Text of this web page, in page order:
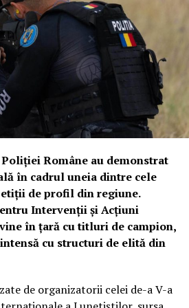
Române au demonstrat
în cadrul uneia dintre cele
de profil din regiune.
Intervenții și Acțiuni
în țară cu titluri de campion,
cu structuri de elită din
de organizatorii celei de-a V-a